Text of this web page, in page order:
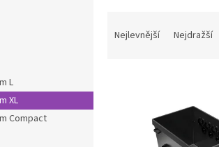
L
XL
Compact
Nejlevnější Nejdražší